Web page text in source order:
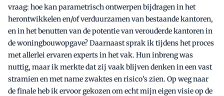
vraag: hoe kan parametrisch ontwerpen bijdragen in het
herontwikkelen en/of verduurzamen van bestaande kantoren,
en in het benutten van de potentie van verouderde kantoren in
de woningbouwopgave? Daarnaast sprak ik tijdens het proces
met allerlei ervaren experts in het vak. Hun inbreng was
nuttig, maar ik merkte dat zij vaak blijven denken in een vast
stramien en met name zwaktes en risico’s zien. Op weg naar
de finale heb ik ervoor gekozen om echt mijn eigen visie op de